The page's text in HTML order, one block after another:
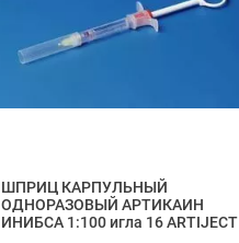
ШПРИЦ КАРПУЛЬНЫЙ
ОДНОРАЗОВЫЙ АРТИКАИН
ИНИБСА 1:100 игла 16 ARTIJECT